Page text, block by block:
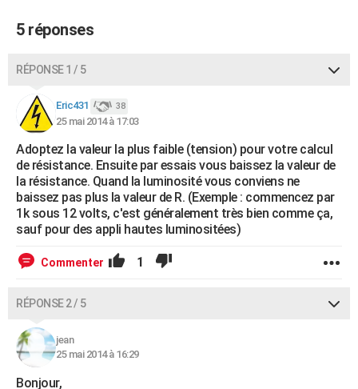
Carte de Noël
Carte Bonne année
Carte Saint-Valentin
Carte Pâques
Carte d'anniversaire
DICTIONNAIRE
Dictionnaire
Biographies
Citations
Expressions
Proverbes
PROGRAMME TV
COPAINS D'AVANT
S'inscrire
Se connecter
Lycées
Collèges
Primaires
Universités
Entreprises
Service militaire
Avis de recherche
FORUM
Bricolage
Lifestyle
Culture
Sport
Auto
Television
Voyage
Cinema
5 réponses
RÉPONSE 1 / 5
Eric431 38
25 mai 2014 à 17:03
Adoptez la valeur la plus faible (tension) pour votre calcul
de résistance. Ensuite par essais vous baissez la valeur de
la résistance. Quand la luminosité vous conviens ne
baissez pas plus la valeur de R. (Exemple : commencez par
1k sous 12 volts, c'est généralement très bien comme ça,
sauf pour des appli hautes luminositées)
Commenter 1
RÉPONSE 2 / 5
jean
25 mai 2014 à 16:29
Bonjour,